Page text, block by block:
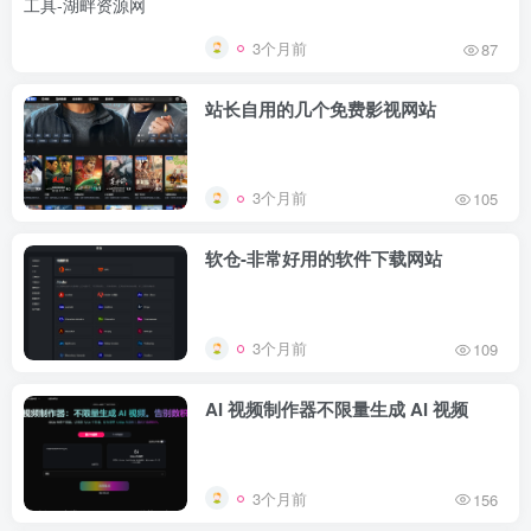
3个月前 87
站长自用的几个免费影视网站
3个月前 105
软仓-非常好用的软件下载网站
3个月前 109
AI 视频制作器不限量生成 AI 视频
3个月前 156